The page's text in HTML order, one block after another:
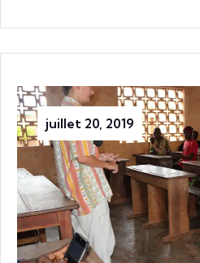
juillet 20, 2019